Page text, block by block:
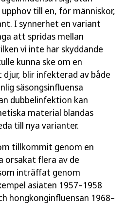
till en, för människor,
I synnerhet en variant
att spridas mellan
vi inte har skyddande
kunna ske om en
djur, blir infekterad av både
säsongsinfluensa
dubbelinfektion kan
material blandas
till nya varianter.
tillkommit genom en
orsakat flera av de
inträffat genom
asiaten 1957–1958
hongkonginfluensan 1968–